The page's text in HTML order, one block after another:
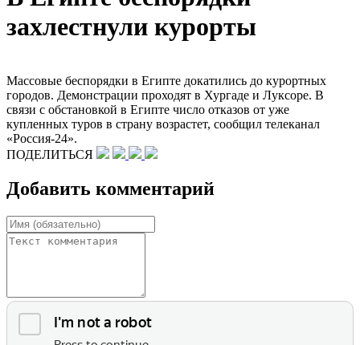
захлестнули курорты
Массовые беспорядки в Египте докатились до курортных
городов. Демонстрации проходят в Хургаде и Луксоре. В
связи с обстановкой в Египте число отказов от уже
купленных туров в страну возрастет, сообщил телеканал
«Россия-24».
ПОДЕЛИТЬСЯ
Добавить комментарий